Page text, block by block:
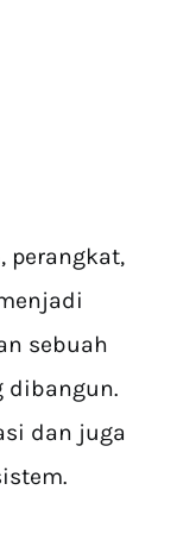
perangkat,
sebuah
dibangun.
dan juga